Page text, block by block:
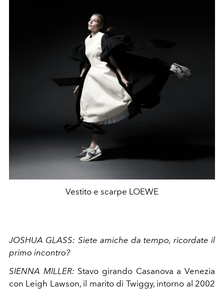
Vestito e scarpe LOEWE
JOSHUA GLASS: Siete amiche da tempo, ricordate il
primo incontro?
SIENNA MILLER: Stavo girando Casanova a Venezia
con Leigh Lawson, il marito di Twiggy, intorno al 2002